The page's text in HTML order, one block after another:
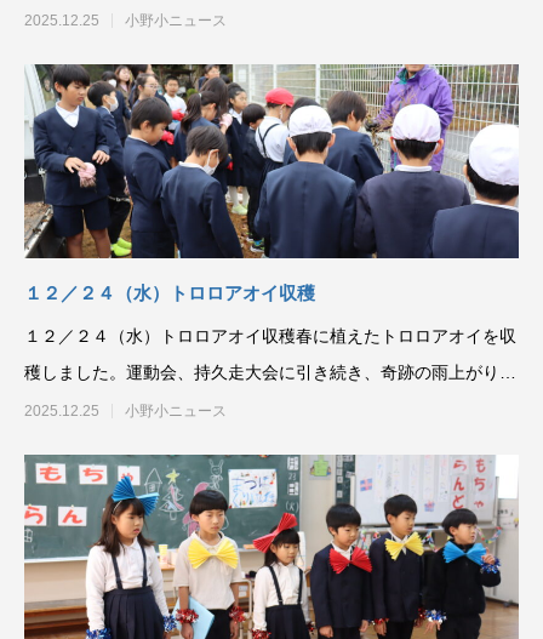
したこと、冬休みの
2025.12.25 小野小ニュース
１２／２４（水）トロロアオイ収穫
１２／２４（水）トロロアオイ収穫春に植えたトロロアオイを収
穫しました。運動会、持久走大会に引き続き、奇跡の雨上がり。
児童が収穫に関わるこ
2025.12.25 小野小ニュース